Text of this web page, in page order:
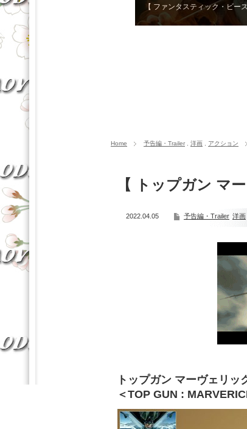
サンドラ・ブロック、
Home 予告編・Trailer 洋画 アクション
【 トップガン マ
2022.04.05 予告編・Trailer 洋画
トップガン マーヴェリッ
＜TOP GUN :